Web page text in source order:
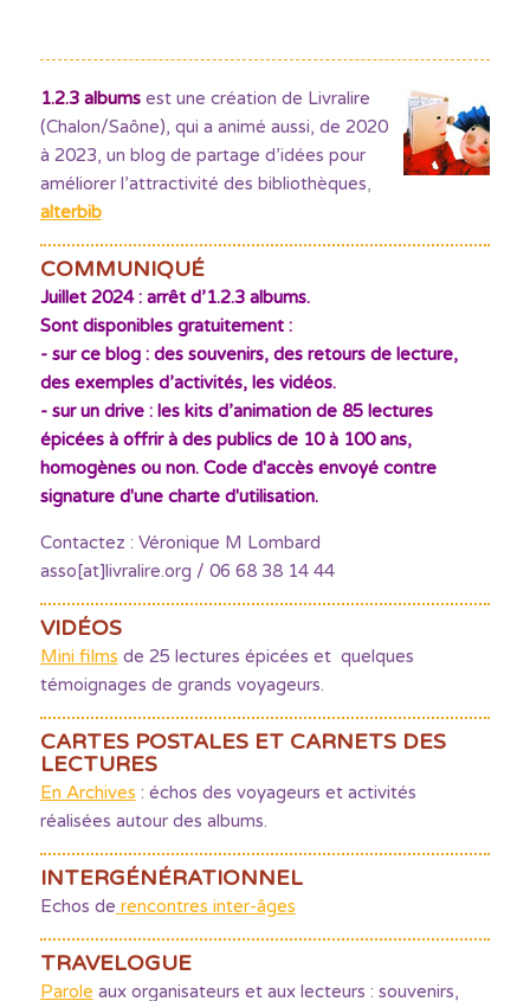
1.2.3 albumsest une création de Livralire
(Chalon/Saône), qui a animé aussi, de 2020
à 2023, un blog de partage d’idées pour
améliorer l’attractivité des bibliothèques
alterbib
COMMUNIQUÉ
Juillet 2024 : arrêt d’1.2.3 albums.
Sont disponibles gratuitement :
- sur ce blog : des souvenirs, des retours de lecture,
des exemples d’activités, les vidéos.
- sur un drive : les kits d’animation de 85 lectures
épicées à offrir à des publics de 10 à 100 ans,
homogènes ou non. Code d'accès envoyé contre
signature d'une charte d'utilisation.
Contactez : Véronique M Lombard
asso[at]livralire.org / 06 68 38 14 44
VIDÉOS
Mini films de 25 lectures épicées et quelques
témoignages de grands voyageurs.
CARTES POSTALES ET CARNETS DES
LECTURES
En Archives : échos des voyageurs et activités
réalisées autour des albums.
INTERGÉNÉRATIONNEL
Echos de rencontres inter-âges
TRAVELOGUE
Parole aux organisateurs et aux lecteurs : souvenirs,